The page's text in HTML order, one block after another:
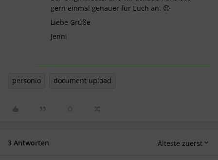
gern einmal genauer für Euch an. 😊
Liebe Grüße
Jenni
personio document upload
3 Antworten Älteste zuerst